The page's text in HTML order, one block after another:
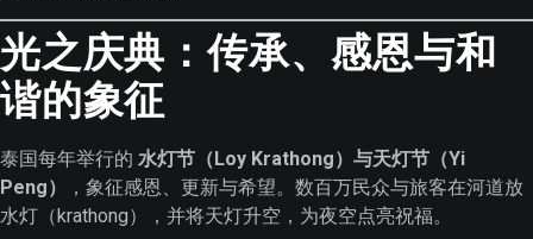
光之庆典：传承、感恩与和
谐的象征
泰国每年举行的 水灯节（Loy Krathong）与天灯节（Yi
Peng）
，象征感恩、更新与希望。数百万民众与旅客在河道放
水灯（krathong），并将天灯升空，为夜空点亮祝福。